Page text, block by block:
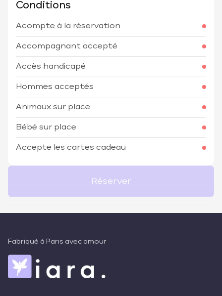
Conditions
Acompte à la réservation
Accompagnant accepté
Accès handicapé
Hommes acceptés
Animaux sur place
Bébé sur place
Accepte les cartes cadeau
Réserver
Fabriqué à Paris avec amour